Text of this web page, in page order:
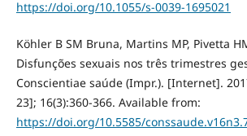
https://doi.org/10.1055/s-0039-1695021
Köhler B SM Bruna, Martins MP, Pivetta
Disfunções sexuais nos três trimestres
Conscientiae saúde (Impr.). [Internet].
23]; 16(3):360-366. Available from:
https://doi.org/10.5585/